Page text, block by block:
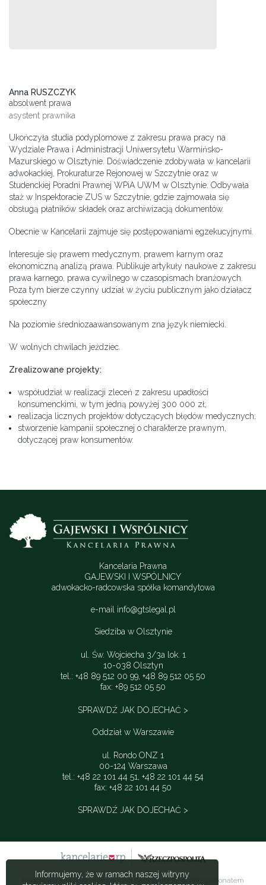
Anna RUSZCZYK
absolwent prawa
asystent prawnika
Ukończyła studia podyplomowe z zakresu prawa pracy na
Wydziale Prawa i Administracji Uniwersytetu Warmińsko-
Mazurskiego w Olsztynie. Doświadczenie zdobywała w kancelarii
adwokackiej, Prokuraturze Rejonowej w Szczytnie oraz w
Studenckiej Poradni Prawnej WPiA UWM w Olsztynie. Odbywała
staż w Inspektoracie ZUS w Szczytnie, gdzie zajmowała się
obsługą płatników składek oraz archiwizacją dokumentów.
Obecnie w Kancelarii zajmuje się postępowaniami egzekucyjnymi.
Interesuje się prawem medycznym, prawem karnym oraz
ekonomiczną analizą prawa. Publikuje artykuły naukowe z zakresu
prawa karnego, prawa cywilnego w czasopismach branżowych.
Poza tym bierze czynny udział w życiu publicznym jako działacz
społeczny
Na poziomie średniozaawansowanym zna język niemiecki.
W wolnych chwilach jeździec.
Zrealizowane projekty:
współudział w realizacji zleceń z zakresu upadłości
konsumenckimi, w tym jedną powyżej 300 000 zł;
realizacja licznych projektów dotyczących błędów medycznych;
stworzenie kampanii społecznej o charakterze prawnym,
dotyczącej praw konsumentów.
Kancelaria Prawna
GAJEWSKI I WSPÓLNICY
adwokacko-radcowska spółka komandytowa
e-mail info@gtslegal.pl
Siedziba w Olsztynie
ul. Św. Wojciecha 3/3a lok. 1
10-038 Olsztyn
tel.: +48 89 512 00 99, +48 89 512 05 50
fax: +89 512 05 50
SPRAWDŹ JAK DOJECHAĆ >
Oddział w Warszawie
ul. Rondo ONZ 1
00-124 Warszawa
tel.: +48 22 101 44 51, +48 22 101 44 54
fax: +48 22 101 44 50
SPRAWDŹ JAK DOJECHAĆ >
Kancelaria jest partnerem w sieci Kancelarie RP objętej patronatem
Informujemy, że w ramach naszej witryny